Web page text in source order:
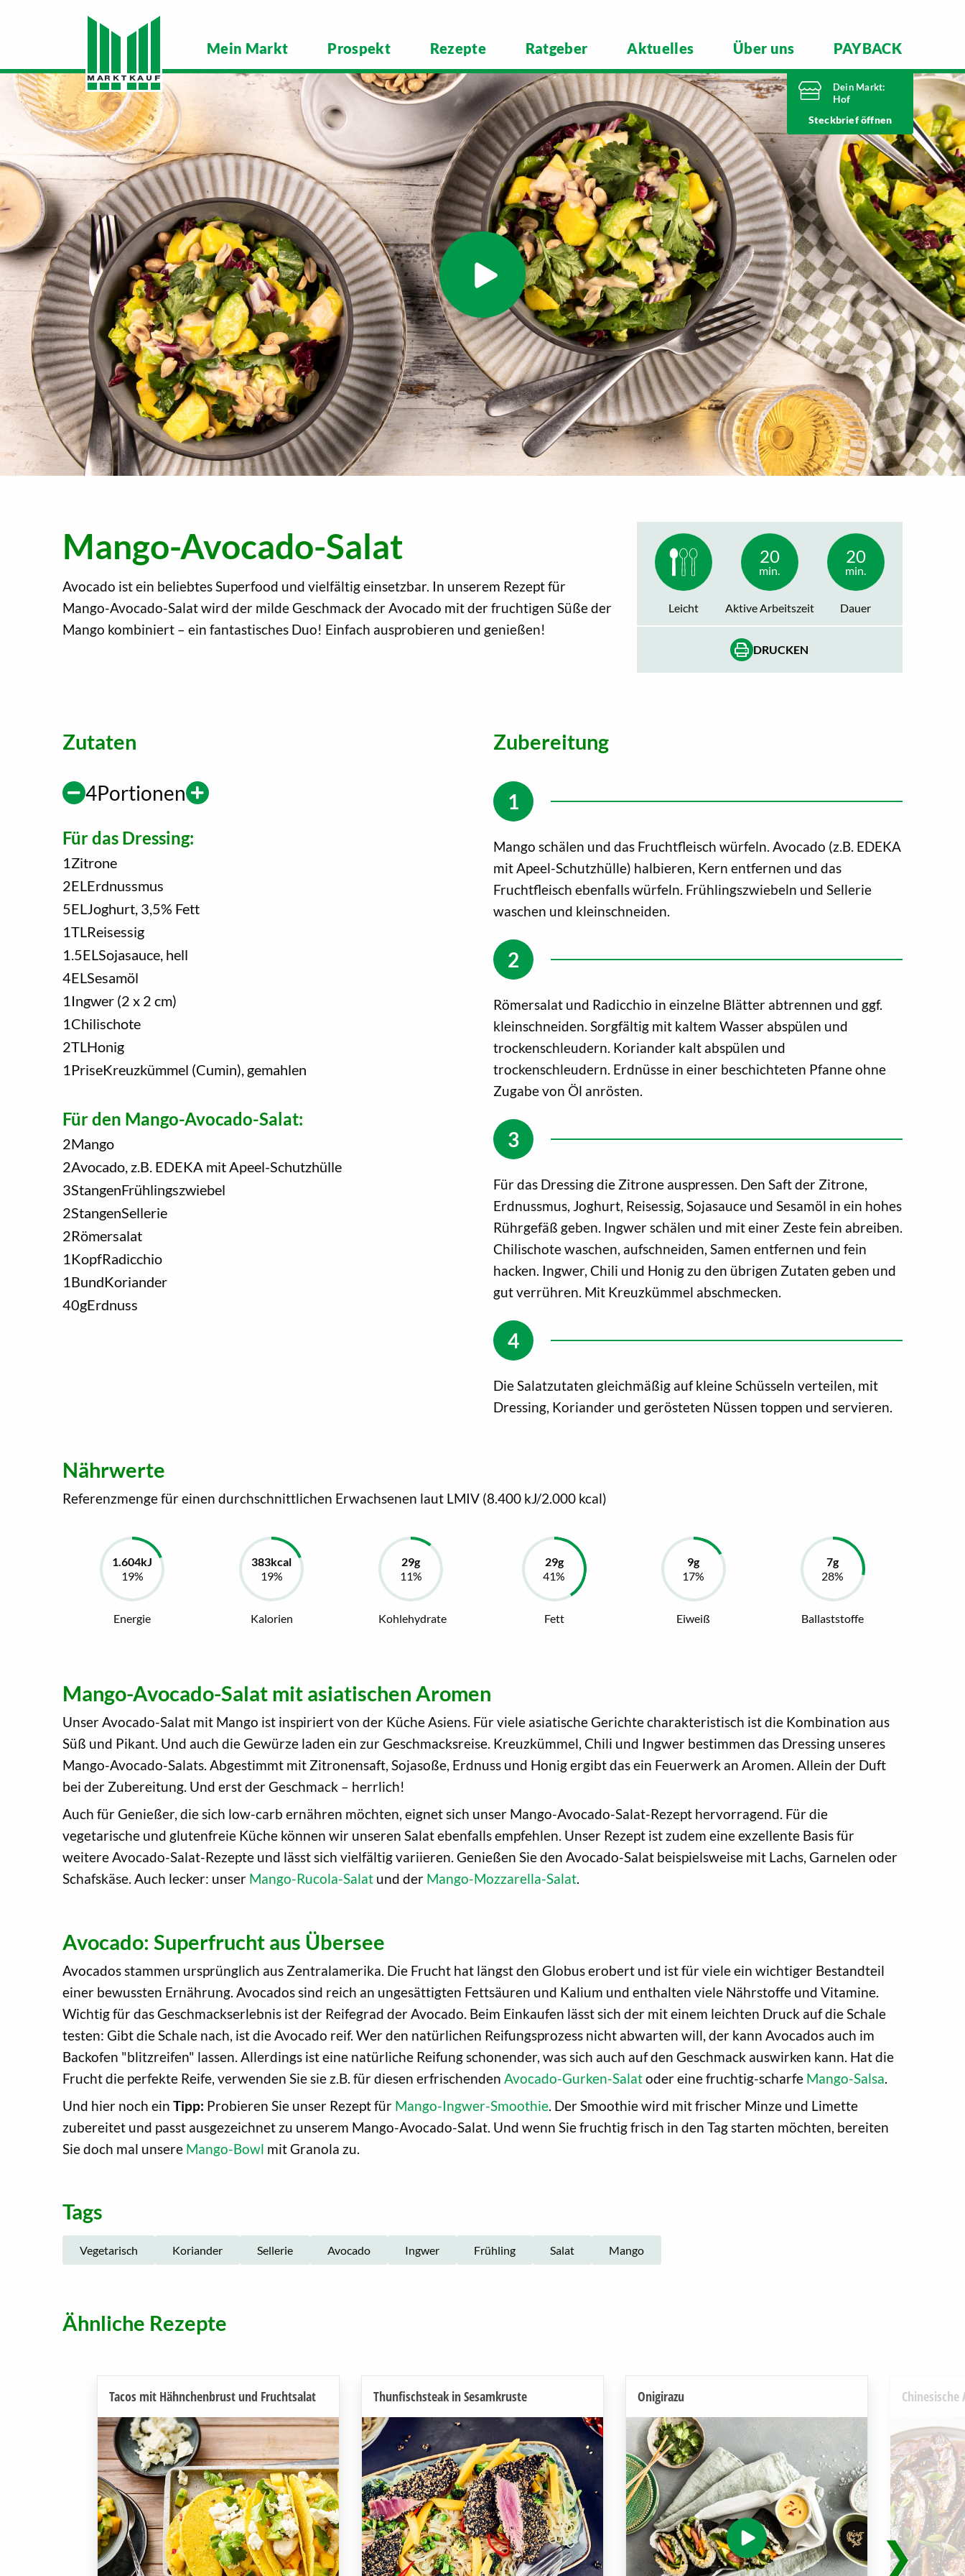
Mein Markt Prospekt Rezepte Ratgeber Aktuelles Über uns PAYBACK
Dein Markt:
Hof
Heute von 7 Uhr
Telefonnummer
09281 7186
Schleizer Straße 49
95028 Hof
Markt ändern
Steckbrief
Mango-Avocado-Salat
Avocado ist ein beliebtes Superfood und vielfältig einsetzbar. In unserem Rezept für
Mango-Avocado-Salat wird der milde Geschmack der Avocado mit der fruchtigen Süße der
Mango kombiniert – ein fantastisches Duo! Einfach ausprobieren und genießen!
Leicht
20
min.
Aktive Arbeitszeit
20
min.
Dauer
DRUCKEN
Zutaten
4Portionen
Für das Dressing:
1 Zitrone
2EL Erdnussmus
5EL Joghurt, 3,5% Fett
1TL Reisessig
1.5EL Sojasauce, hell
4EL Sesamöl
1 Ingwer (2 x 2 cm)
1 Chilischote
2TL Honig
1 PriseKreuzkümmel (Cumin), gemahlen
Für den Mango-Avocado-Salat:
2Mango
2Avocado, z.B. EDEKA mit Apeel-Schutzhülle
3StangenFrühlingszwiebel
2StangenSellerie
2Römersalat
1 KopfRadicchio
1 BundKoriander
40gErdnuss
Zubereitung
Mango schälen und das Fruchtfleisch würfeln. Avocado (z.B. EDEKA
mit Apeel-Schutzhülle) halbieren, Kern entfernen und das
Fruchtfleisch ebenfalls würfeln. Frühlingszwiebeln und Sellerie
waschen und kleinschneiden.
Römersalat und Radicchio in einzelne Blätter abtrennen und ggf.
kleinschneiden. Sorgfältig mit kaltem Wasser abspülen und
trockenschleudern. Koriander kalt abspülen und
trockenschleudern. Erdnüsse in einer beschichteten Pfanne ohne
Zugabe von Öl anrösten.
Für das Dressing die Zitrone auspressen. Den Saft der Zitrone,
Erdnussmus, Joghurt, Reisessig, Sojasauce und Sesamöl in ein hohes
Rührgefäß geben. Ingwer schälen und mit einer Zeste fein abreiben.
Chilischote waschen, aufschneiden, Samen entfernen und fein
hacken. Ingwer, Chili und Honig zu den übrigen Zutaten geben und
gut verrühren. Mit Kreuzkümmel abschmecken.
Die Salatzutaten gleichmäßig auf kleine Schüsseln verteilen, mit
Dressing, Koriander und gerösteten Nüssen toppen und servieren.
Nährwerte
Referenzmenge für einen durchschnittlichen Erwachsenen laut LMIV (8.400 kJ/2.000 kcal)
Energie Kalorien Kohlehydrate Fett Eiweiß Ballaststoffe
Mango-Avocado-Salat mit asiatischen Aromen
Unser Avocado-Salat mit Mango ist inspiriert von der Küche Asiens. Für viele asiatische Gerichte charakteristisch ist die Kombination aus
Süß und Pikant. Und auch die Gewürze laden ein zur Geschmacksreise. Kreuzkümmel, Chili und Ingwer bestimmen das Dressing unseres
Mango-Avocado-Salats. Abgestimmt mit Zitronensaft, Sojasoße, Erdnuss und Honig ergibt das ein Feuerwerk an Aromen. Allein der Duft
bei der Zubereitung. Und erst der Geschmack – herrlich!
Auch für Genießer, die sich low-carb ernähren möchten, eignet sich unser Mango-Avocado-Salat-Rezept hervorragend. Für die
vegetarische und glutenfreie Küche können wir unseren Salat ebenfalls empfehlen. Unser Rezept ist zudem eine exzellente Basis für
weitere Avocado-Salat-Rezepte und lässt sich vielfältig variieren. Genießen Sie den Avocado-Salat beispielsweise mit Lachs, Garnelen oder
Schafskäse. Auch lecker: unser Mango-Rucola-Salat und der Mango-Mozzarella-Salat
Avocado: Superfrucht aus Übersee
Avocados stammen ursprünglich aus Zentralamerika. Die Frucht hat längst den Globus erobert und ist für viele ein wichtiger Bestandteil
einer bewussten Ernährung. Avocados sind reich an ungesättigten Fettsäuren und Kalium und enthalten viele Nährstoffe und Vitamine.
Wichtig für das Geschmackserlebnis ist der Reifegrad der Avocado. Beim Einkaufen lässt sich der mit einem leichten Druck auf die Schale
testen: Gibt die Schale nach, ist die Avocado reif. Wer den natürlichen Reifungsprozess nicht abwarten will, der kann Avocados auch im
Backofen "blitzreifen" lassen. Allerdings ist eine natürliche Reifung schonender, was sich auch auf den Geschmack auswirken kann. Hat die
Frucht die perfekte Reife, verwenden Sie sie z.B. für diesen erfrischenden Avocado-Gurken-Salatoder eine fruchtig-scharfe Mango-Salsa
Und hier noch ein Tipp: Probieren Sie unser Rezept für Mango-Ingwer-Smoothie . Der Smoothie wird mit frischer Minze und Limette
zubereitet und passt ausgezeichnet zu unserem Mango-Avocado-Salat. Und wenn Sie fruchtig frisch in den Tag starten möchten, bereiten
Sie doch mal unsere Mango-Bowl mit Granola zu.
Tags
Vegetarisch Koriander Sellerie Avocado Ingwer Frühling Salat Mango
Ähnliche Rezepte
Tacos mit Hähnchenbrust und Fruchtsalat Thunfischsteak in Sesamkruste Onigirazu